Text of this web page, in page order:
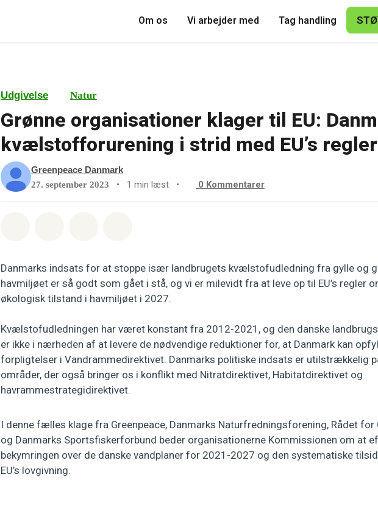
Om os Vi arbejder med Tag handling
Udgivelse Natur
Grønne organisationer klager til EU:
kvælstofforurening i strid med EU’s regler
Greenpeace Danmark
27. september 2023 • 1 min læst • 0 Kommentarer
Danmarks indsats for at stoppe især landbrugets kvælstofudledning fra gylle og
havmiljøet er så godt som gået i stå, og vi er milevidt fra at leve op til EU’s regler
økologisk tilstand i havmiljøet i 2027.
Kvælstofudledningen har været konstant fra 2012-2021, og den danske
er ikke i nærheden af at levere de nødvendige reduktioner for, at Danmark kan
forpligtelser i Vandrammedirektivet. Danmarks politiske indsats er utilstrækkelig
områder, der også bringer os i konflikt med Nitratdirektivet, Habitatdirektivet og
havrammestrategidirektivet.
I denne fælles klage fra Greenpeace, Danmarks Naturfredningsforening, Rådet for
og Danmarks Sportsfiskerforbund beder organisationerne Kommissionen om at
bekymringen over de danske vandplaner for 2021-2027 og den systematiske
EU’s lovgivning.